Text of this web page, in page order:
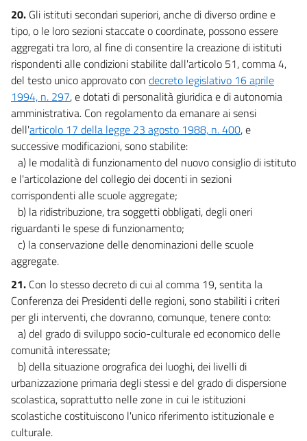
20. Gli istituti secondari superiori, anche di diverso ordine e
tipo, o le loro sezioni staccate o coordinate, possono essere
aggregati tra loro, al fine di consentire la creazione di istituti
rispondenti alle condizioni stabilite dall'articolo 51, comma 4,
del testo unico approvato con decreto legislativo 16 aprile
1994, n. 297, e dotati di personalità giuridica e di autonomia
amministrativa. Con regolamento da emanare ai sensi
dell'articolo 17 della legge 23 agosto 1988, n. 400, e
successive modificazioni, sono stabilite:
a) le modalità di funzionamento del nuovo consiglio di istituto
e l'articolazione del collegio dei docenti in sezioni
corrispondenti alle scuole aggregate;
b) la ridistribuzione, tra soggetti obbligati, degli oneri
riguardanti le spese di funzionamento;
c) la conservazione delle denominazioni delle scuole
aggregate.
21. Con lo stesso decreto di cui al comma 19, sentita la
Conferenza dei Presidenti delle regioni, sono stabiliti i criteri
per gli interventi, che dovranno, comunque, tenere conto:
a) del grado di sviluppo socio-culturale ed economico delle
comunità interessate;
b) della situazione orografica dei luoghi, dei livelli di
urbanizzazione primaria degli stessi e del grado di dispersione
scolastica, soprattutto nelle zone in cui le istituzioni
scolastiche costituiscono l'unico riferimento istituzionale e
culturale.